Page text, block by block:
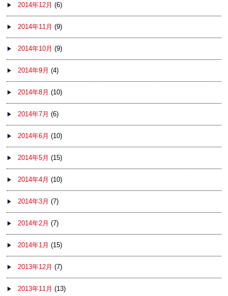
2014年12月 (6)
2014年11月 (9)
2014年10月 (9)
2014年9月 (4)
2014年8月 (10)
2014年7月 (6)
2014年6月 (10)
2014年5月 (15)
2014年4月 (10)
2014年3月 (7)
2014年2月 (7)
2014年1月 (15)
2013年12月 (7)
2013年11月 (13)